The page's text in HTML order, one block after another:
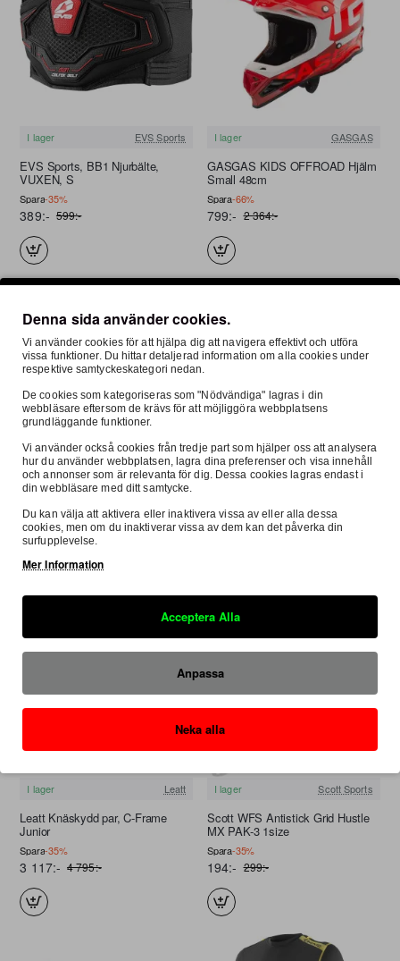
REA
I lager EVS Sports
EVS Sports, BB1 Njurbälte,
VUXEN, S
Spara-35%
389:- 599:-
REA
I lager GASGAS
GASGAS KIDS OFFROAD Hjälm
Small 48cm
Spara-66%
799:- 2 364:-
REA
I lager Leatt
Leatt Armbågsskydd 3DF Hybrid
Spara-35%
907:- 1 395:-
REA
I lager Leatt
Spara-35%
REA
FRI FRAKT
I lager Leatt
Leatt Knäskydd par, C-Frame
Junior
Spara-35%
3 117:- 4 795:-
REA
I lager Scott Sports
Scott WFS Antistick Grid Hustle
MX PAK-3 1size
Spara-35%
194:- 299:-
Denna sida använder cookies.
Vi använder cookies för att hjälpa dig att navigera effektivt och utföra
vissa funktioner. Du hittar detaljerad information om alla cookies under
respektive samtyckeskategori nedan.
De cookies som kategoriseras som "Nödvändiga" lagras i din
webbläsare eftersom de krävs för att möjliggöra webbplatsens
grundläggande funktioner.
Vi använder också cookies från tredje part som hjälper oss att analysera
hur du använder webbplatsen, lagra dina preferenser och visa innehåll
och annonser som är relevanta för dig. Dessa cookies lagras endast i
din webbläsare med ditt samtycke.
Du kan välja att aktivera eller inaktivera vissa av eller alla dessa
cookies, men om du inaktiverar vissa av dem kan det påverka din
surfupplevelse.
Mer Information
Acceptera Alla
Anpassa
Neka alla